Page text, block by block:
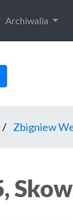
Archiwalia
Zbigniew